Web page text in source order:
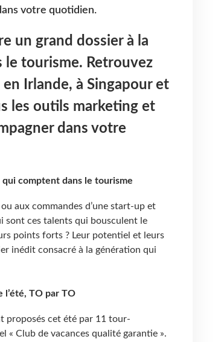
votre quotidien.
un grand dossier à la
tourisme. Retrouvez
Irlande, à Singapour et
les outils marketing et
dans votre
comptent dans le tourisme
aux commandes d’une start-up et
sont ces talents qui bousculent le
points forts ? Leur potentiel et leurs
inédit consacré à la génération qui
l’été, TO par TO
proposés cet été par 11 tour-
« Club de vacances qualité garantie ».